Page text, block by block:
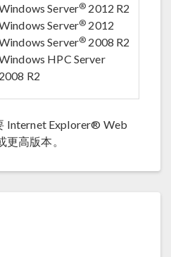
Server® 2012 R2
Server® 2012
Server® 2008 R2
HPC Server
2008 R2
Internet Explorer® Web
高版本。